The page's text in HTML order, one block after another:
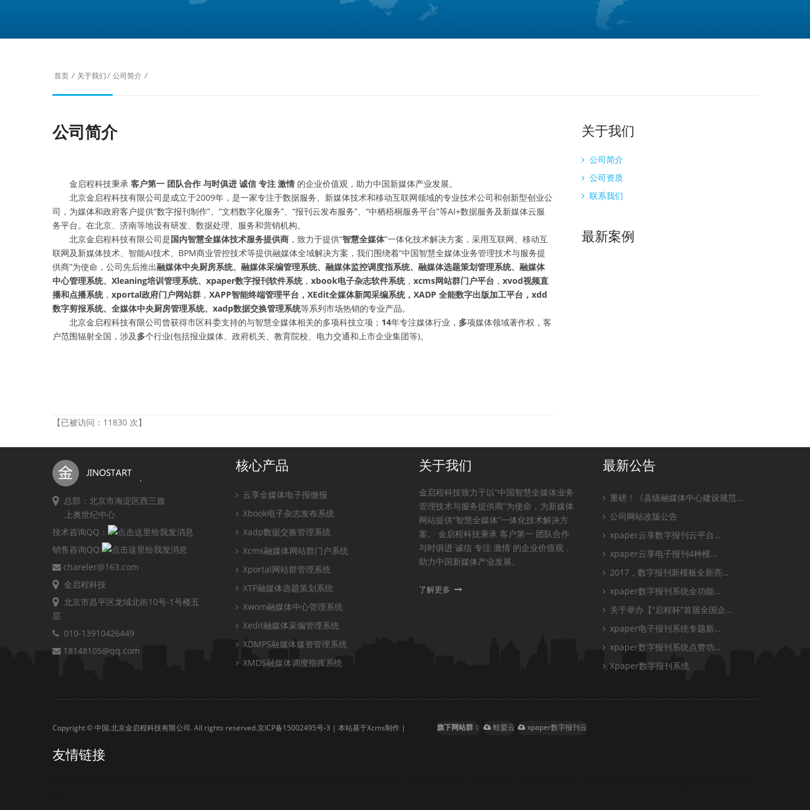
首页 / 关于我们/ 公司简介 /
公司简介
金启程科技秉承 客户第一 团队合作 与时俱进 诚信 专注 激情 的企业价值观，助力中国新媒体产业发展。
北京金启程科技有限公司是成立于2009年，是一家专注于数据服务、新媒体技术和移动互联网领域的专业技术公司和创新型创业公
司，为媒体和政府客户提供“数字报刊制作”、“文档数字化服务”、“报刊云发布服务”、“中栖梧桐服务平台”等AI+数据服务及新媒体云服
务平台。在北京、济南等地设有研发、数据处理、服务和营销机构。
北京金启程科技有限公司是国内智慧全媒体技术服务提供商 ，致力于提供“智慧全媒体”一体化技术解决方案，采用互联网、移动互
联网及新媒体技术、智能AI技术、BPM商业管控技术等提供融媒体全域解决方案，我们围绕着“中国智慧全媒体业务管理技术与服务提
供商”为使命，公司先后推出融媒体中央厨房系统、融媒体采编管理系统、融媒体监控调度指系统、融媒体选题策划管理系统、融媒体
中心管理系统、Xleaning培训管理系统、 xpaper数字报刊软件系统， xbook电子杂志软件系统， xcms网站群门户平台 ， xvod视频直
播和点播系统， xportal政府门户网站群 ， XAPP智能终端管理平台，XEdit全媒体新闻采编系统，XADP 全能数字出版加工平台，xdd
数字剪报系统、全媒体中央厨房管理系统、xadp数据交换管理系统等系列市场热销的专业产品。
北京金启程科技有限公司曾获得市区科委支持的与智慧全媒体相关的多项科技立项； 14年专注媒体行业， 多项媒体领域著作权，客
户范围辐射全国，涉及多个行业(包括报业媒体、政府机关、教育院校、电力交通和上市企业集团等)。
【已被访问：11830 次】
关于我们
公司简介
公司资质
联系我们
最新案例
总部：北京市海淀区西三旗
上奥世纪中心
技术咨询QQ：
销售咨询QQ:
chareler@163.com
金启程科技
北京市昌平区龙域北街10号-1号楼五
层
010-13910426449
18148105@qq.com
核心产品
云享全媒体电子报微报
Xbook电子杂志发布系统
Xadp数据交换管理系统
Xcms融媒体网站群门户系统
Xportal网站群管理系统
XTP融媒体选题策划系统
Xwom融媒体中心管理系统
Xedit融媒体采编管理系统
XDMPS融媒体媒资管理系统
XMDS融媒体调度指挥系统
关于我们
金启程科技致力于以“中国智慧全媒体业务
管理技术与服务提供商”为使命，为新媒体
网站提供“智慧全媒体”一体化技术解决方
案。 金启程科技秉承 客户第一 团队合作
与时俱进 诚信 专注 激情 的企业价值观，
助力中国新媒体产业发展。
了解更多
最新公告
重磅！《县级融媒体中心建设规范…
公司网站改版公告
xpaper云享数字报刊云平台…
xpaper云享电子报刊4种模…
2017，数字报刊新模板全新亮…
xpaper数字报刊系统全功能…
关于举办【“启程杯”首届全国企…
xpaper电子报刊系统专题新…
xpaper数字报刊系统点赞功…
Xpaper数字报刊系统
Copyright © 中国.北京金启程科技有限公司. All rights reserved.京ICP备15002495号-3 | 本站基于Xcms制作 | 旗下网站群： 蛙盟云 xpaper数字报刊云
友情链接